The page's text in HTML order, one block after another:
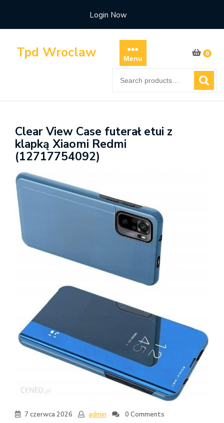
content
Login Now
Tpd Wroclaw Menu
0
for:
Clear View Case futerał etui z
klapką Xiaomi Redmi
(12717754092)
7 czerwca 2026 admin 0 Comments